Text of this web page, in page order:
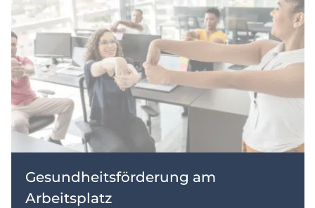
Gesundheitsförderung am
Arbeitsplatz